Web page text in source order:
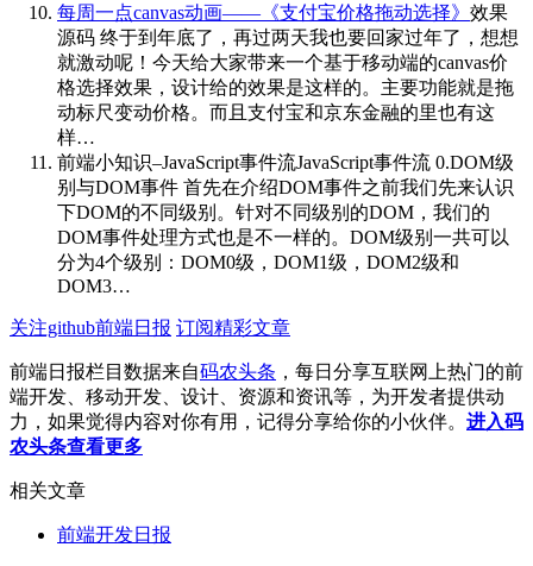
每周一点canvas动画——《支付宝价格拖动选择》 效果
源码 终于到年底了，再过两天我也要回家过年了，想想
就激动呢！今天给大家带来一个基于移动端的canvas价
格选择效果，设计给的效果是这样的。主要功能就是拖
动标尺变动价格。而且支付宝和京东金融的里也有这
样…
前端小知识–JavaScript事件流JavaScript事件流 0.DOM级
别与DOM事件 首先在介绍DOM事件之前我们先来认识
下DOM的不同级别。针对不同级别的DOM，我们的
DOM事件处理方式也是不一样的。DOM级别一共可以
分为4个级别：DOM0级，DOM1级，DOM2级和
DOM3…
关注github前端日报 订阅精彩文章
前端日报栏目数据来自码农头条 ，每日分享互联网上热门的前
端开发、移动开发、设计、资源和资讯等，为开发者提供动
力，如果觉得内容对你有用，记得分享给你的小伙伴。 进入码
农头条查看更多
相关文章
前端开发日报